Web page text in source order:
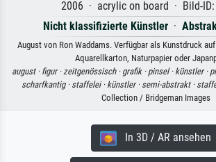
2006 · acrylic on board · Bild-
Nicht klassifizierte Künstler·
August von Ron Waddams. Verfügbar als Kunstdruck
Aquarellkarton, Naturpapier oder
august · figur · zeitgenössisch · grafik · pinsel · künstler ·
scharfkantig · staffelei · künstler · semi-abstrakt ·
Collection / Bridgeman Images
In 3D / AR ansehen